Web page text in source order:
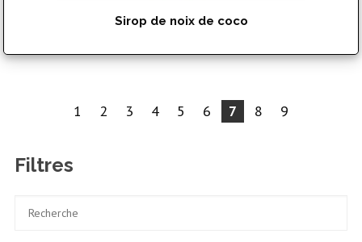
Sirop de noix de coco
1 2 3 4 5 6 7 8 9
Filtres